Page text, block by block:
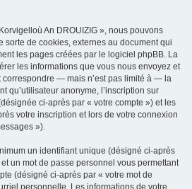
An DROUIZIG », nous pouvons
sorte de cookies, externes au document qui
les pages créées par le logiciel phpBB. La
les informations que vous nous envoyez et
correspondre — mais n’est pas limité à — la
qu’utilisateur anonyme, l’inscription sur
ci-après par « votre compte ») et les
votre inscription et lors de votre connexion
»).
un identifiant unique (désigné ci-après
un mot de passe personnel vous permettant
(désigné ci-après par « votre mot de
personnelle. Les informations de votre